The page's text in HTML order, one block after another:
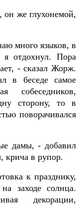
он же глухонемой,
много языков, в
отдохнул. Пора
- сказал Жорж.
в беседе самое
собеседников,
сторону, то в
поворачивался
дамы, - добавил
крича в рупор.
к празднику,
заходе солнца.
декорации,